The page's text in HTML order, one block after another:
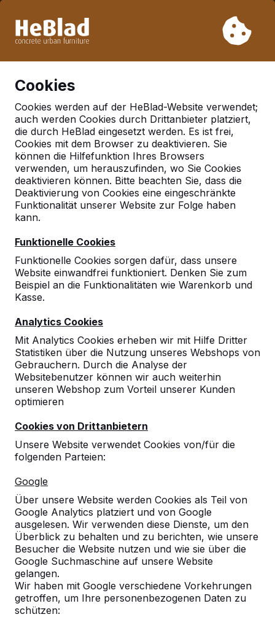
Woche 33 nicht. Bitte berücksichtigen Sie daher längere
Cookies
Cookies werden auf der HeBlad-Website verwendet;
auch werden Cookies durch Drittanbieter platziert,
die durch HeBlad eingesetzt werden. Es ist frei,
Cookies mit dem Browser zu deaktivieren. Sie
können die Hilfefunktion Ihres Browsers
verwenden, um herauszufinden, wo Sie Cookies
deaktivieren können. Bitte beachten Sie, dass die
Deaktivierung von Cookies eine eingeschränkte
Funktionalität unserer Website zur Folge haben
kann.
Funktionelle Cookies
Funktionelle Cookies sorgen dafür, dass unsere
Website einwandfrei funktioniert. Denken Sie zum
Beispiel an die Funktionalitäten wie Warenkorb und
Kasse.
Analytics Cookies
Mit Analytics Cookies erheben wir mit Hilfe Dritter
Statistiken über die Nutzung unseres Webshops von
Gebrauchern. Durch die Analyse der
Websitebenutzer können wir auch weiterhin
unseren Webshop zum Vorteil unserer Kunden
optimieren
Cookies von Drittanbietern
Unsere Website verwendet Cookies von/für die
folgenden Parteien:
Google
Über unsere Website werden Cookies als Teil von
Google Analytics platziert und von Google
ausgelesen. Wir verwenden diese Dienste, um den
Überblick zu behalten und zu berichten, wie unsere
Besucher die Website nutzen und wie sie über die
Google Suchmaschine auf unsere Website
gelangen.
Wir haben mit Google verschiedene Vorkehrungen
getroffen, um Ihre personenbezogenen Daten zu
schützen:
Deutschland
Referenties in:Bremen
Geen reviews gevonden voor deze
locatie.
Referenzen
Unsere Produkte finden Sie in ganz Europa
und darüber hinaus. Sehen Sie hier, wo Sie
ein HeBlad-Produkt in Ihrer Nähe finden.
Produkt
Alles anzeigen
Kategorie